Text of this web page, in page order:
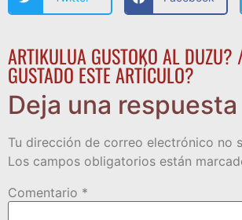
ARTIKULUA GUSTOKO AL
GUSTADO ESTE ARTÍCULO?
Deja una respuesta
Tu dirección de correo electrónico no
Los campos obligatorios están
Comentario *